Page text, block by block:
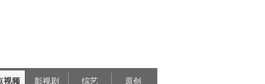
视频 影视剧 综艺 原创